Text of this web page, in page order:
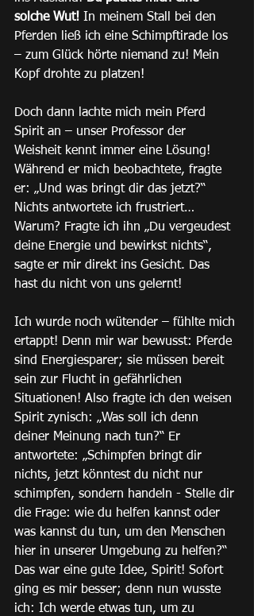
solche Wut! In meinem Stall bei den
Pferden ließ ich eine Schimpftirade los
– zum Glück hörte niemand zu! Mein
Kopf drohte zu platzen!
Doch dann lachte mich mein Pferd
Spirit an – unser Professor der
Weisheit kennt immer eine Lösung!
Während er mich beobachtete, fragte
er: „Und was bringt dir das jetzt?“
Nichts antwortete ich frustriert…
Warum? Fragte ich ihn „Du vergeudest
deine Energie und bewirkst nichts“,
sagte er mir direkt ins Gesicht. Das
hast du nicht von uns gelernt!
Ich wurde noch wütender – fühlte mich
ertappt! Denn mir war bewusst: Pferde
sind Energiesparer; sie müssen bereit
sein zur Flucht in gefährlichen
Situationen! Also fragte ich den weisen
Spirit zynisch: „Was soll ich denn
deiner Meinung nach tun?“ Er
antwortete: „Schimpfen bringt dir
nichts, jetzt könntest du nicht nur
schimpfen, sondern handeln - Stelle dir
die Frage: wie du helfen kannst oder
was kannst du tun, um den Menschen
hier in unserer Umgebung zu helfen?“
Das war eine gute Idee, Spirit! Sofort
ging es mir besser; denn nun wusste
ich: Ich werde etwas tun, um zu